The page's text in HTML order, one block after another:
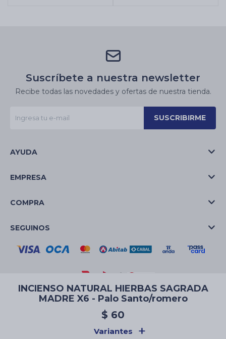
INCIENSO NATURAL HIERBAS SAGRADA
MADRE X6 - Palo Santo/romero
$ 60
Variantes
Suscríbete a nuestra newsletter
Recibe todas las novedades y ofertas de nuestra tienda.
SUSCRIBIRME
AYUDA
EMPRESA
COMPRA
SEGUINOS
© Copyright 2026 / La Casa de las Velas